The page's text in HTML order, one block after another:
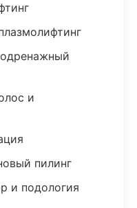
и
пилинг
и подология